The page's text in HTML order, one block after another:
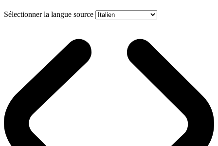
Sélectionner la langue source